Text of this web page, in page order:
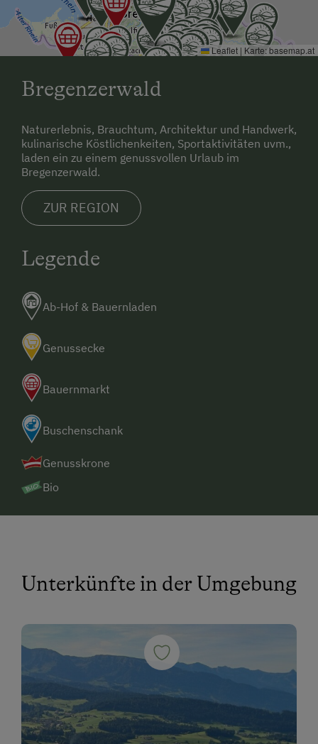
Leaflet | Karte:basemap.at
Bregenzerwald
Naturerlebnis, Brauchtum, Architektur und Handwerk,
kulinarische Köstlichenkeiten, Sportaktivitäten uvm.,
laden ein zu einem genussvollen Urlaub im
Bregenzerwald.
ZUR REGION
Legende
Ab-Hof & Bauernladen
Genussecke
Bauernmarkt
Buschenschank
Genusskrone
Bio
Unterkünfte in der Umgebung